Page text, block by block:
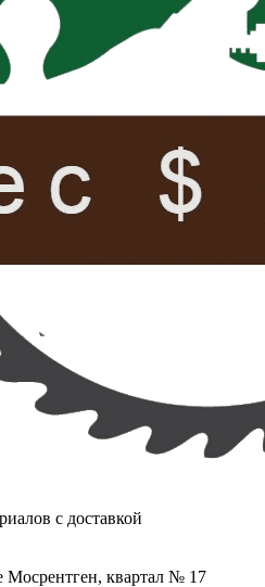
с доставкой
Мосрентген, квартал № 17